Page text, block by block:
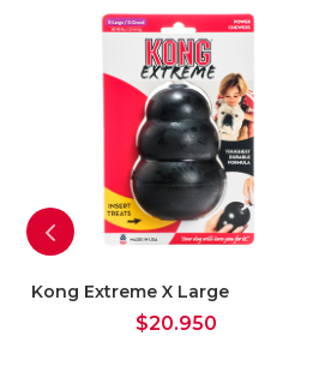
Kong Extreme X Large
$20.950